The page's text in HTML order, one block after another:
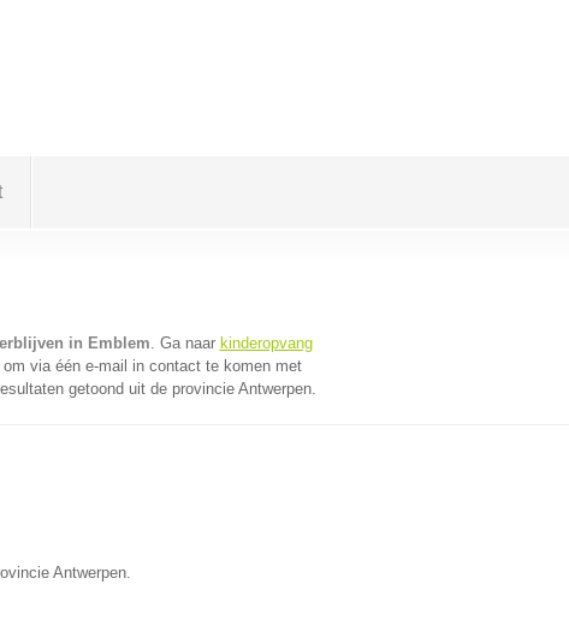
in Emblem. Ga naar kinderopvang
via één e-mail in contact te komen met
getoond uit de provincie Antwerpen.
Antwerpen.